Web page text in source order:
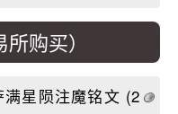
购买）
满星陨注魔铭文 (2